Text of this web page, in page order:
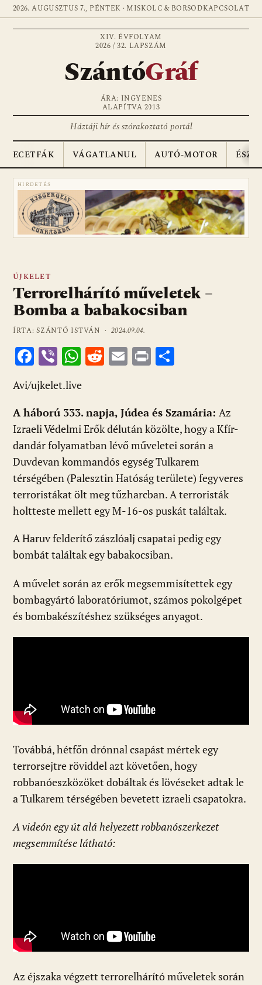
2026. AUGUSZTUS 7., PÉNTEK · MISKOLC & BORSODKAPCSOLAT
XIV. ÉVFOLYAM
2026 / 32. LAPSZÁM
SzántóGráf
ÁRA: INGYENES
ALAPÍTVA 2013
Háztáji hír és szórakoztató portál
ECETFÁK VÁGATLANUL AUTÓ-MOTOR
HIRDETÉS
ÚJKELET
Terrorelhárító műveletek –
Bomba a babakocsiban
ÍRTA: SZÁNTÓ ISTVÁN ·2024.09.04.
F
ac
e
b
o
o
k
Vi
b
er
W
at
s
A
p
p
R
di
t
E
l
Pr
m
e
g
Avi/ujkelet.live
A háború 333. napja, Júdea és Szamária: Az
Izraeli Védelmi Erők délután közölte, hogy a Kfír-
dandár folyamatban lévő műveletei során a
Duvdevan kommandós egység Tulkarem
térségében (Palesztin Hatóság területe) fegyveres
terroristákat ölt meg tűzharcban. A terroristák
holtteste mellett egy M-16-os puskát találtak.
A Haruv felderítő zászlóalj csapatai pedig egy
bombát találtak egy babakocsiban.
A művelet során az erők megsemmisítettek egy
bombagyártó laboratóriumot, számos pokolgépet
és bombakészítéshez szükséges anyagot.
Továbbá, hétfőn drónnal csapást mértek egy
terrorsejtre röviddel azt követően, hogy
robbanóeszközöket dobáltak és lövéseket adtak le
a Tulkarem térségében bevetett izraeli csapatokra.
A videón egy út alá helyezett robbanószerkezet
megsemmítése látható:
Az éjszaka végzett terrorelhárító műveletek során